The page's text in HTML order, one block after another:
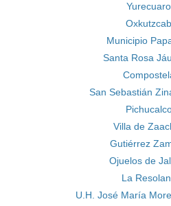
Yurecuaro
Oxkutzcab
Municipio
Santa Rosa
San Sebastián
Villa de
Gutiérrez
Ojuelos de
La
U.H. José María